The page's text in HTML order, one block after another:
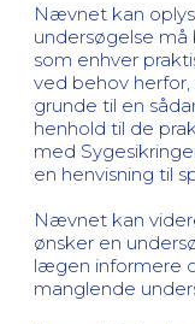
Nævnet kan
undersøgelse
som enhver
ved behov
grunde til en
henhold til de
med
en henvisning til
Nævnet kan
ønsker en
lægen informere
manglende